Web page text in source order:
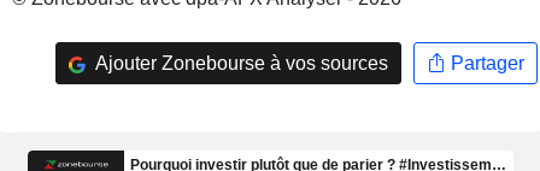
Ajouter Zonebourse à vos sources Partager